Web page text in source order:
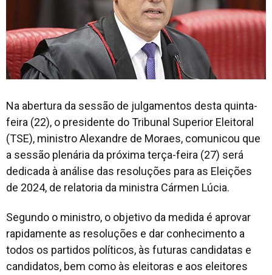
Na abertura da sessão de julgamentos desta quinta-
feira (22), o presidente do Tribunal Superior Eleitoral
(TSE), ministro Alexandre de Moraes, comunicou que
a sessão plenária da próxima terça-feira (27) será
dedicada à análise das resoluções para as Eleições
de 2024, de relatoria da ministra Cármen Lúcia.
Segundo o ministro, o objetivo da medida é aprovar
rapidamente as resoluções e dar conhecimento a
todos os partidos políticos, às futuras candidatas e
candidatos, bem como às eleitoras e aos eleitores